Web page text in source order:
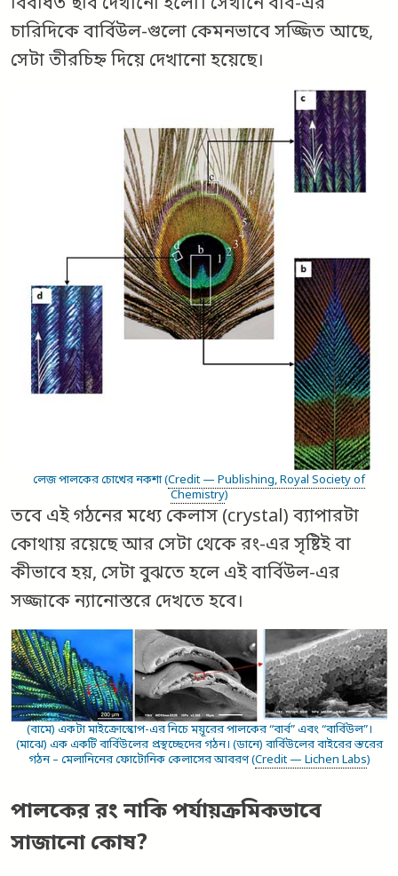
বিবর্ধিত ছবি দেখানো হলো। সেখানে বার্ব-এর
চারিদিকে বার্বিউল-গুলো কেমনভাবে সজ্জিত আছে,
সেটা তীরচিহ্ন দিয়ে দেখানো হয়েছে।
লেজ পালকের চোখের নকশা (Credit — Publishing, Royal Society of
Chemistry)
তবে এই গঠনের মধ্যে কেলাস (crystal) ব্যাপারটা
কোথায় রয়েছে আর সেটা থেকে রং-এর সৃষ্টিই বা
কীভাবে হয়, সেটা বুঝতে হলে এই বার্বিউল-এর
সজ্জাকে ন্যানোস্তরে দেখতে হবে।
(বামে) একটা মাইক্রোস্কোপ-এর নিচে ময়ূরের পালকের “বার্ব” এবং “বার্বিউল”।
(মাঝে) এক একটি বার্বিউলের প্রস্থচ্ছেদের গঠন। (ডানে) বার্বিউলের বাইরের স্তরের
গঠন – মেলানিনের ফোটোনিক কেলাসের আবরণ (Credit — Lichen Labs)
পালকের রং নাকি পর্যায়ক্রমিকভাবে
সাজানো কোষ?